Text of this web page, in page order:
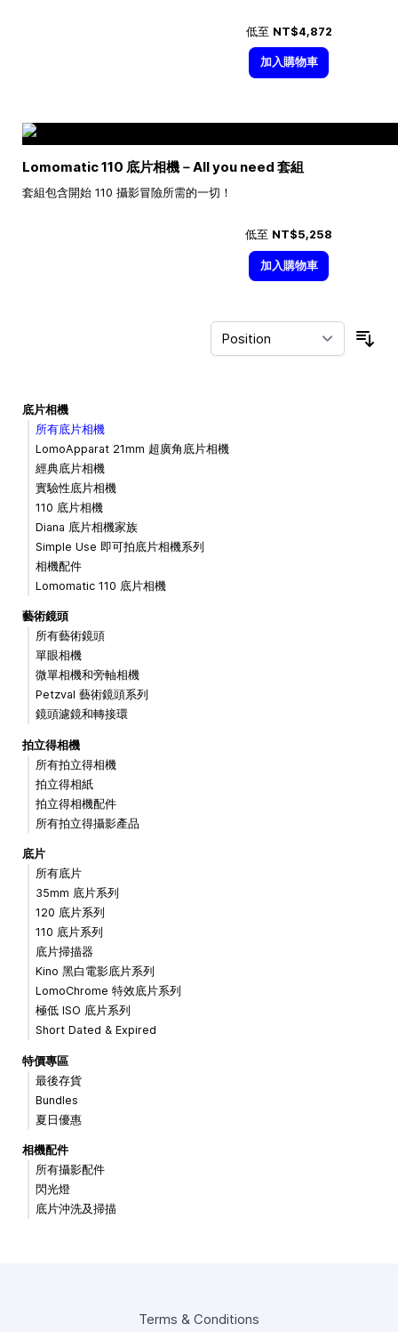
低至 NT$4,872
加入購物車
Lomomatic 110 底片相機－All you need 套組
套組包含開始 110 攝影冒險所需的一切！
低至 NT$5,258
加入購物車
底片相機
所有底片相機
LomoApparat 21mm 超廣角底片相機
經典底片相機
實驗性底片相機
110 底片相機
Diana 底片相機家族
Simple Use 即可拍底片相機系列
相機配件
Lomomatic 110 底片相機
藝術鏡頭
所有藝術鏡頭
單眼相機
微單相機和旁軸相機
Petzval 藝術鏡頭系列
鏡頭濾鏡和轉接環
拍立得相機
所有拍立得相機
拍立得相紙
拍立得相機配件
所有拍立得攝影產品
底片
所有底片
35mm 底片系列
120 底片系列
110 底片系列
底片掃描器
Kino 黑白電影底片系列
LomoChrome 特效底片系列
極低 ISO 底片系列
Short Dated & Expired
特價專區
最後存貨
Bundles
夏日優惠
相機配件
所有攝影配件
閃光燈
底片沖洗及掃描
Terms & Conditions